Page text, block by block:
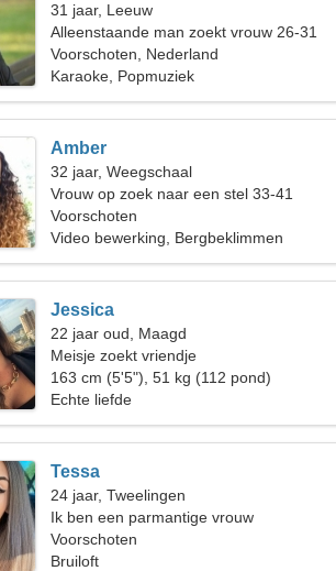
31 jaar, Leeuw
Alleenstaande man zoekt vrouw 26-31
Voorschoten, Nederland
Karaoke, Popmuziek
Amber
32 jaar, Weegschaal
Vrouw op zoek naar een stel 33-41
Voorschoten
Video bewerking, Bergbeklimmen
Jessica
22 jaar oud, Maagd
Meisje zoekt vriendje
163 cm (5'5"), 51 kg (112 pond)
Echte liefde
Tessa
24 jaar, Tweelingen
Ik ben een parmantige vrouw
Voorschoten
Bruiloft